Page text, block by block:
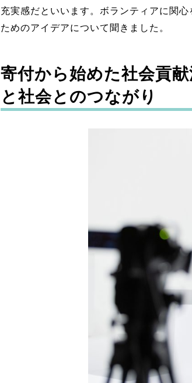
充実感だといいます。ボランティアに関
ためのアイデアについて聞きました。
寄付から始めた社会貢
と社会とのつながり